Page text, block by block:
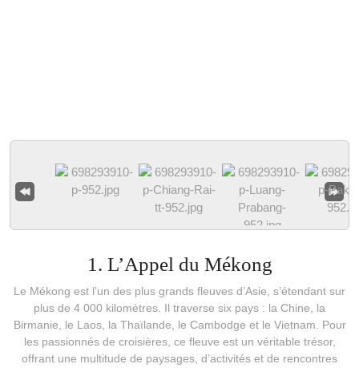
1. L’Appel du Mékong
Le Mékong est l’un des plus grands fleuves d’Asie, s’étendant sur
plus de 4 000 kilomètres. Il traverse six pays : la Chine, la
Birmanie, le Laos, la Thaïlande, le Cambodge et le Vietnam. Pour
les passionnés de croisières, ce fleuve est un véritable trésor,
offrant une multitude de paysages, d’activités et de rencontres